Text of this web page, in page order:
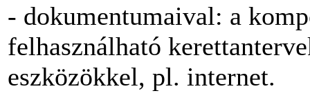
- dokumentumaival: a
felhasználható
eszközökkel, pl. internet.